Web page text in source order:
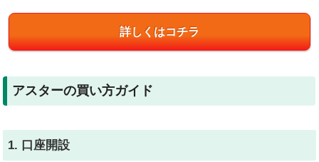
詳しくはコチラ
アスターの買い方ガイド
1. 口座開設